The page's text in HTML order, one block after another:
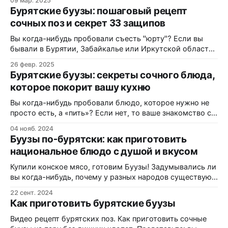
столе их нет, многие всерьёз считают, что торжество
как будто и не состоялось. В этой статье разберёмся,
что такое буузы, чем они
Бурятские буузы: пошаговый рецепт
сочных поз и секрет 33 защипов
Вы когда-нибудь пробовали съесть "юрту"? Если вы
бывали в Бурятии, Забайкалье или Иркутской области,
часто называют в народе, позы) — это не просто
"большие пельмени". Это настоящий гастрономический
феномен, блюдо-символ и тест на мастерство для
26 февр. 2025
Бурятские буузы: секреты сочного блюда,
которое покорит вашу кухню
Вы когда-нибудь пробовали блюдо, которое нужно не
просто есть, а «пить»? Если нет, то ваше знакомство с
Буузы (или позы) — это не просто большие пельмени.
Это архитектурный шедевр в миниатюре,
напоминающий юрту, внутри которой кипит жизнь в
виде ароматного мясного бульона. Многие считают, что
04 нояб. 2024
Буузы по-бурятски: как приготовить
национальное блюдо с душой и вкусом
Купили конское мясо, готовим Буузы! Задумывались ли
вы когда-нибудь, почему у разных народов существуют
у украинцев — вареники, у узбеков — манты, а у
бурятов — буузы (или позы). Все эти кулинарные
шедевры объединяет простая идея: сочное мясо в
22 сент. 2024
Как приготовить бурятские буузы
Видео рецепт бурятских поз. Как приготовить сочные